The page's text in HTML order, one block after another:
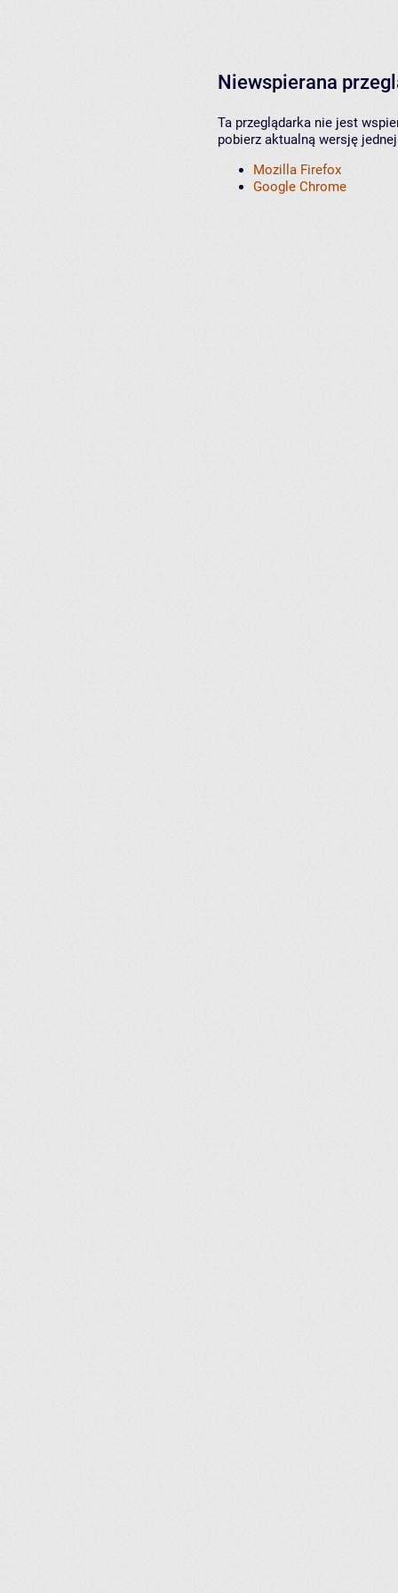
Niewspierana
Ta przeglądarka nie jest
pobierz aktualną wersję
Mozilla Firefox
Google Chrome